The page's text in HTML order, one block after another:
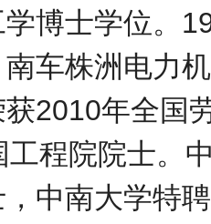
博士学位。
车株洲电力
2010年全国
工程院院士。
中南大学特